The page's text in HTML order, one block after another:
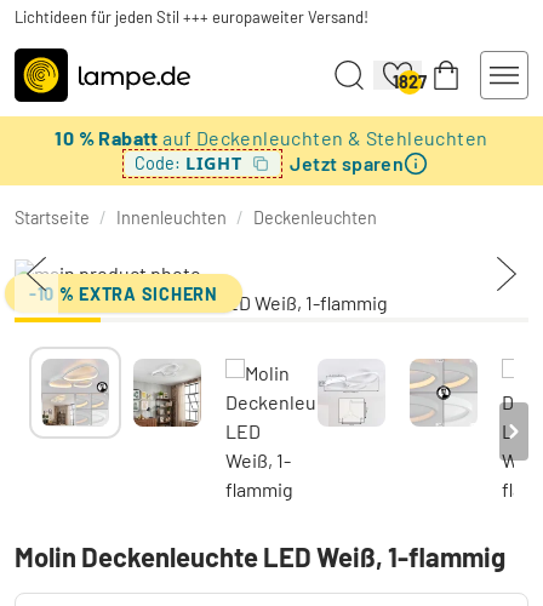
Lichtideen für jeden Stil +++ europaweiter Versand!
1827
10 % Rabattauf Deckenleuchten & Stehleuchten
Code: LIGHT Jetzt sparen
Startseite / Innenleuchten / Deckenleuchten
-10 % EXTRA SICHERN
Molin Deckenleuchte LED Weiß, 1-flammig